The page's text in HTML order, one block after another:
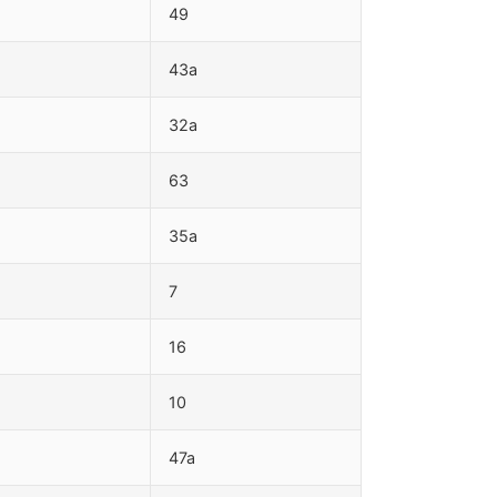
49
43a
32a
63
35a
7
16
10
47a